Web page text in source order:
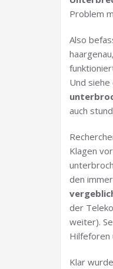
Problem
Also
Und siehe
auch
Klagen
den
der
weiter).
Hilfeforen
Klar